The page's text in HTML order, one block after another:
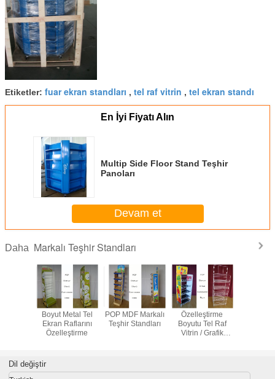
Etiketler: fuar ekran standları , tel raf vitrin , tel ekran standı
En İyi Fiyatı Alın
Multip Side Floor Stand Teşhir
Panoları
Devam et
Daha Markalı Teşhir Standları
ile
Boyut Metal Tel
Ekran Raflarını
Özelleştirme
POP MDF Markalı
Teşhir Standları
Özelleştirme
Boyutu Tel Raf
Vitrin / Grafik
Dil değiştir